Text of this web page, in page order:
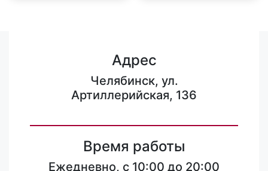
Адрес
Челябинск, ул.
Артиллерийская, 136
Время работы
Ежедневно, с 10:00 до 20:00